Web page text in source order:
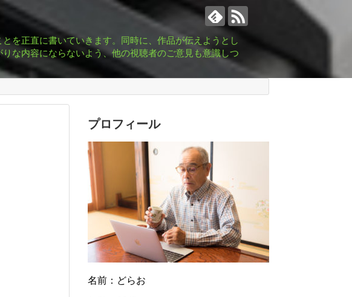
を正直に書いていきます。同時に、作品が伝えようとし
な内容にならないよう、他の視聴者のご意見も意識しつ
プロフィール
名前：どらお